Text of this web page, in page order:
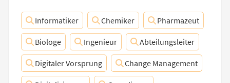
Informatiker Chemiker Pharmazeut
Biologe Ingenieur Abteilungsleiter
Digitaler Vorsprung Change Management